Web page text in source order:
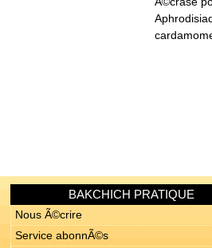
BAKCHICH PRATIQUE
Nous Ã©crire
Service abonnÃ©s